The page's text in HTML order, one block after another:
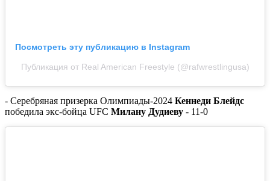
Посмотреть эту публикацию в Instagram
Публикация от Real American Freestyle (@rafwrestlingusa)
- Серебряная призерка Олимпиады-2024 Кеннеди Блейдс
победила экс-бойца UFC Милану Дудиеву - 11-0